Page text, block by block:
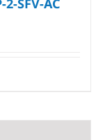
SFV-AC